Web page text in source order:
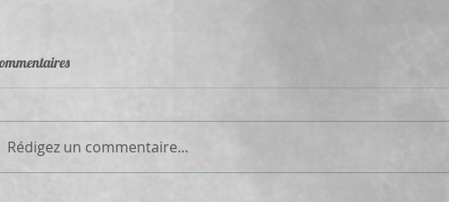
Rédigez un commentaire...